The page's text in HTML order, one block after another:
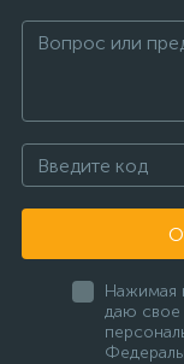
Нажимая
даю свое